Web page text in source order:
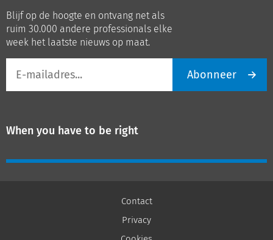
LinkedInYoutube
Blijf op de hoogte en ontvang net als
ruim 30.000 andere professionals elke
week het laatste nieuws op maat.
mailadres
Abonneer
When you have to be right
Contact
Privacy